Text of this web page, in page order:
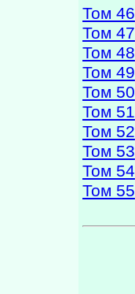
Том 46
Том 47
Том 48
Том 49
Том 50
Том 51
Том 52
Том 53
Том 54
Том 55